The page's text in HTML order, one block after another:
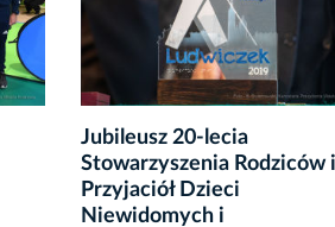
Jubileusz 20-lecia
Stowarzyszenia Rodziców i
Przyjaciół Dzieci
Niewidomych i